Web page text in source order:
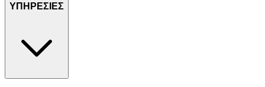
ΥΠΗΡΕΣΙΕΣ